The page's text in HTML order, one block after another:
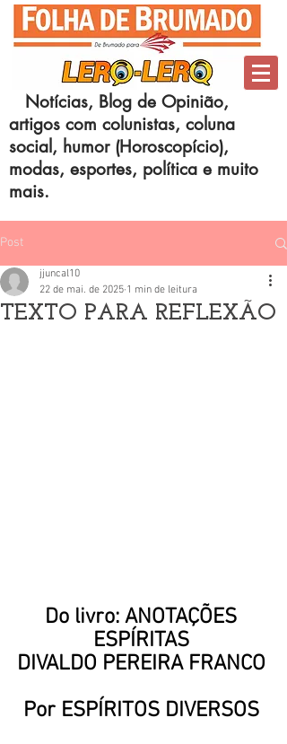
Notícias, Blog de Opinião,
artigos com colunistas, coluna
social, humor (Horoscopício),
modas, esportes, política e muito
mais.
Post
TEXTO PARA REFLEXÃO
jjuncal10
22 de mai. de 2025 1 min de leitura
Do livro: ANOTAÇÕES
ESPÍRITAS
DIVALDO PEREIRA FRANCO
Por ESPÍRITOS DIVERSOS